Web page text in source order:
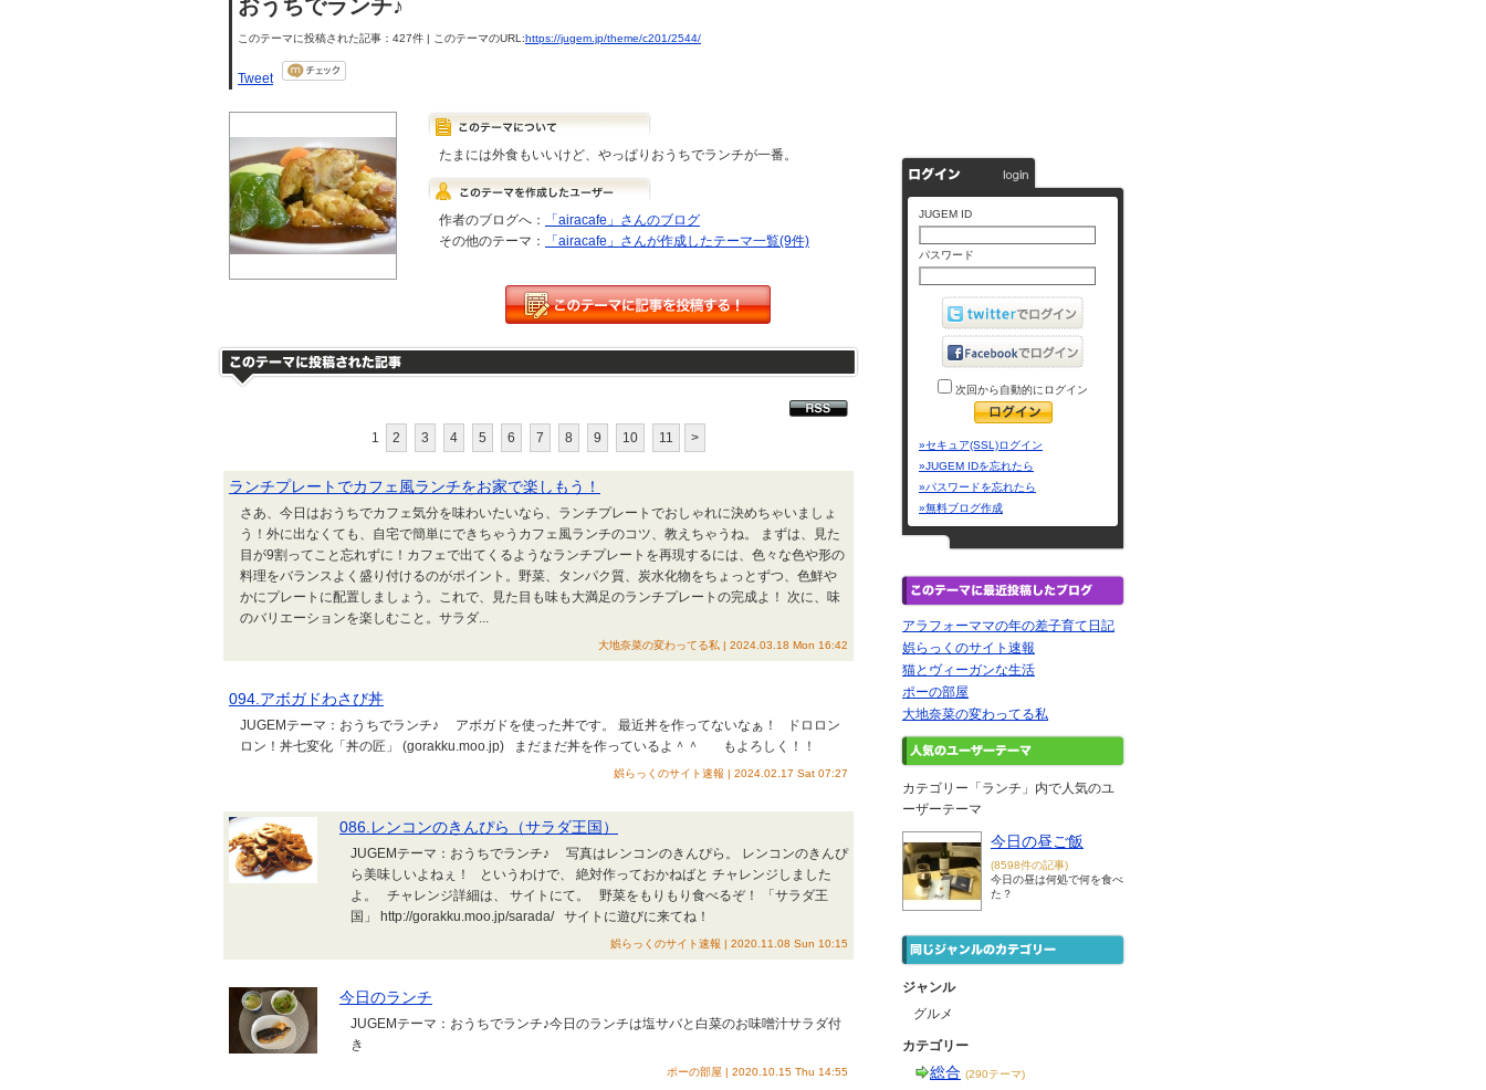
おうちでランチ♪
このテーマに投稿された記事：427件 | このテーマのURL:https://jugem.jp/theme/c201/2544/
Tweet
たまには外食もいいけど、やっぱりおうちでランチが一番。
作者のブログへ：
「airacafe」さんのブログ
その他のテーマ：
「airacafe」さんが作成したテーマ一覧(9件)
1 2 3 4 5 6 7 8 9 10 11 >
ランチプレートでカフェ風ランチをお家で楽しもう！
さあ、今日はおうちでカフェ気分を味わいたいなら、ランチプレートでおしゃれに決めちゃいましょ
う！外に出なくても、自宅で簡単にできちゃうカフェ風ランチのコツ、教えちゃうね。 まずは、見た
目が9割ってこと忘れずに！カフェで出てくるようなランチプレートを再現するには、色々な色や形の
料理をバランスよく盛り付けるのがポイント。野菜、タンパク質、炭水化物をちょっとずつ、色鮮や
かにプレートに配置しましょう。これで、見た目も味も大満足のランチプレートの完成よ！ 次に、味
のバリエーションを楽しむこと。サラダ...
大地奈菜の変わってる私 | 2024.03.18 Mon 16:42
094.アボガドわさび丼
JUGEMテーマ：おうちでランチ♪ アボガドを使った丼です。 最近丼を作ってないなぁ！ ドロロン
ロン！丼七変化「丼の匠」 (gorakku.moo.jp) まだまだ丼を作っているよ＾＾ もよろしく！！
娯らっくのサイト速報 | 2024.02.17 Sat 07:27
086.レンコンのきんぴら（サラダ王国）
JUGEMテーマ：おうちでランチ♪ 写真はレンコンのきんぴら。 レンコンのきんぴ
ら美味しいよねぇ！ というわけで、 絶対作っておかねばと チャレンジしました
よ。 チャレンジ詳細は、 サイトにて。 野菜をもりもり食べるぞ！ 「サラダ王
国」 http://gorakku.moo.jp/sarada/ サイトに遊びに来てね！
娯らっくのサイト速報 | 2020.11.08 Sun 10:15
今日のランチ
JUGEMテーマ：おうちでランチ♪今日のランチは塩サバと白菜のお味噌汁サラダ付
き
ポーの部屋 | 2020.10.15 Thu 14:55
JUGEM ID
パスワード
次回から自動的にログイン
»セキュア(SSL)ログイン
»JUGEM IDを忘れたら
»パスワードを忘れたら
»無料ブログ作成
アラフォーママの年の差子育て日記
娯らっくのサイト速報
猫とヴィーガンな生活
ポーの部屋
大地奈菜の変わってる私
カテゴリー「ランチ」内で人気のユ
ーザーテーマ
今日の昼ご飯
(8598件の記事)
今日の昼は何処で何を食べ
た？
ジャンル
グルメ
カテゴリー
総合 (290テーマ)